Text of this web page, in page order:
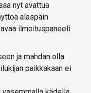
nyt avattua
alaspäin
ilmoituspaneeli
ja mahdan olla
paikkakaan ei